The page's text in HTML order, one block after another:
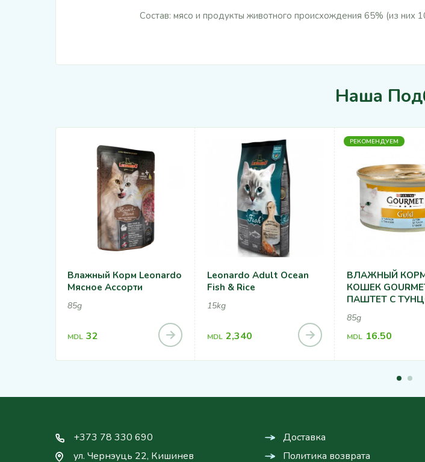
Состав: мясо и продукты животного происхождения 65% (из них
Наша
Влажный Корм Leonardo
Мясное Ассорти
85g
MDL 32
Leonardo Adult Ocean
Fish & Rice
15kg
MDL 2,340
РЕКОМЕНДУЕМ
ВЛАЖНЫЙ
КОШЕК
ПАШТЕТ С
85g
MDL 16.50
+373 78 330 690
ул. Чернэуць 22, Кишинев
Доставка
Политика возврата